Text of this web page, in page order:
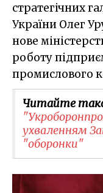
стратегічних
України Олег
нове
роботу
промислового
Читайте
ухваленням
"оборонки"